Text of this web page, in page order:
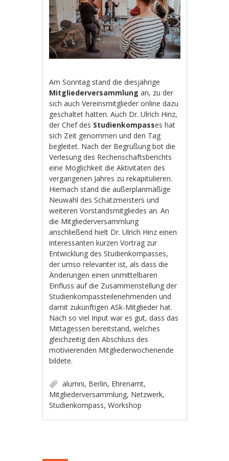
Am Sonntag stand die diesjährige
Mitgliederversammlung an, zu der
sich auch Vereinsmitglieder online dazu
geschaltet hatten. Auch Dr. Ulrich Hinz,
der Chef des Studienkompasses hat
sich Zeit genommen und den Tag
begleitet. Nach der Begrüßung bot die
Verlesung des Rechenschaftsberichts
eine Möglichkeit die Aktivitäten des
vergangenen Jahres zu rekapitulieren.
Hiernach stand die außerplanmäßige
Neuwahl des Schatzmeisters und
weiteren Vorstandsmitgliedes an. An
die Mitgliederversammlung
anschließend hielt Dr. Ulrich Hinz einen
interessanten kurzen Vortrag zur
Entwicklung des Studienkompasses,
der umso relevanter ist, als dass die
Änderungen einen unmittelbaren
Einfluss auf die Zusammenstellung der
Studienkompassteilenehmenden und
damit zukünftigen ASk-Mitglieder hat.
Nach so viel Input war es gut, dass das
Mittagessen bereitstand, welches
gleichzeitig den Abschluss des
motivierenden Mitgliederwochenende
bildete.
alumni, Berlin, Ehrenamt,
Mitgliederversammlung, Netzwerk,
Studienkompass,Workshop